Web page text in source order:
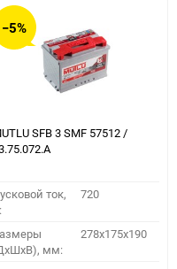
−5%
SFB 3 SMF 57512 /
ток,
720
мм:
278x175x190